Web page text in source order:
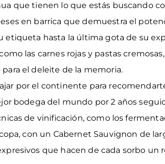
que tienen lo que estás buscando
en barrica que demuestra el
etiqueta hasta la última gota de su
las carnes rojas y pastas
el deleite de la memoria.
por el continente para
bodega del mundo por 2 años
de vinificación, como los
con un Cabernet Sauvignon de
que hacen de cada sorbo un